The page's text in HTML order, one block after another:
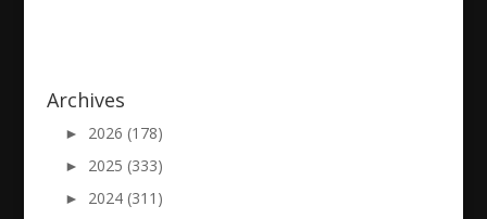
Archives
►
2026 (178)
►
2025 (333)
►
2024 (311)